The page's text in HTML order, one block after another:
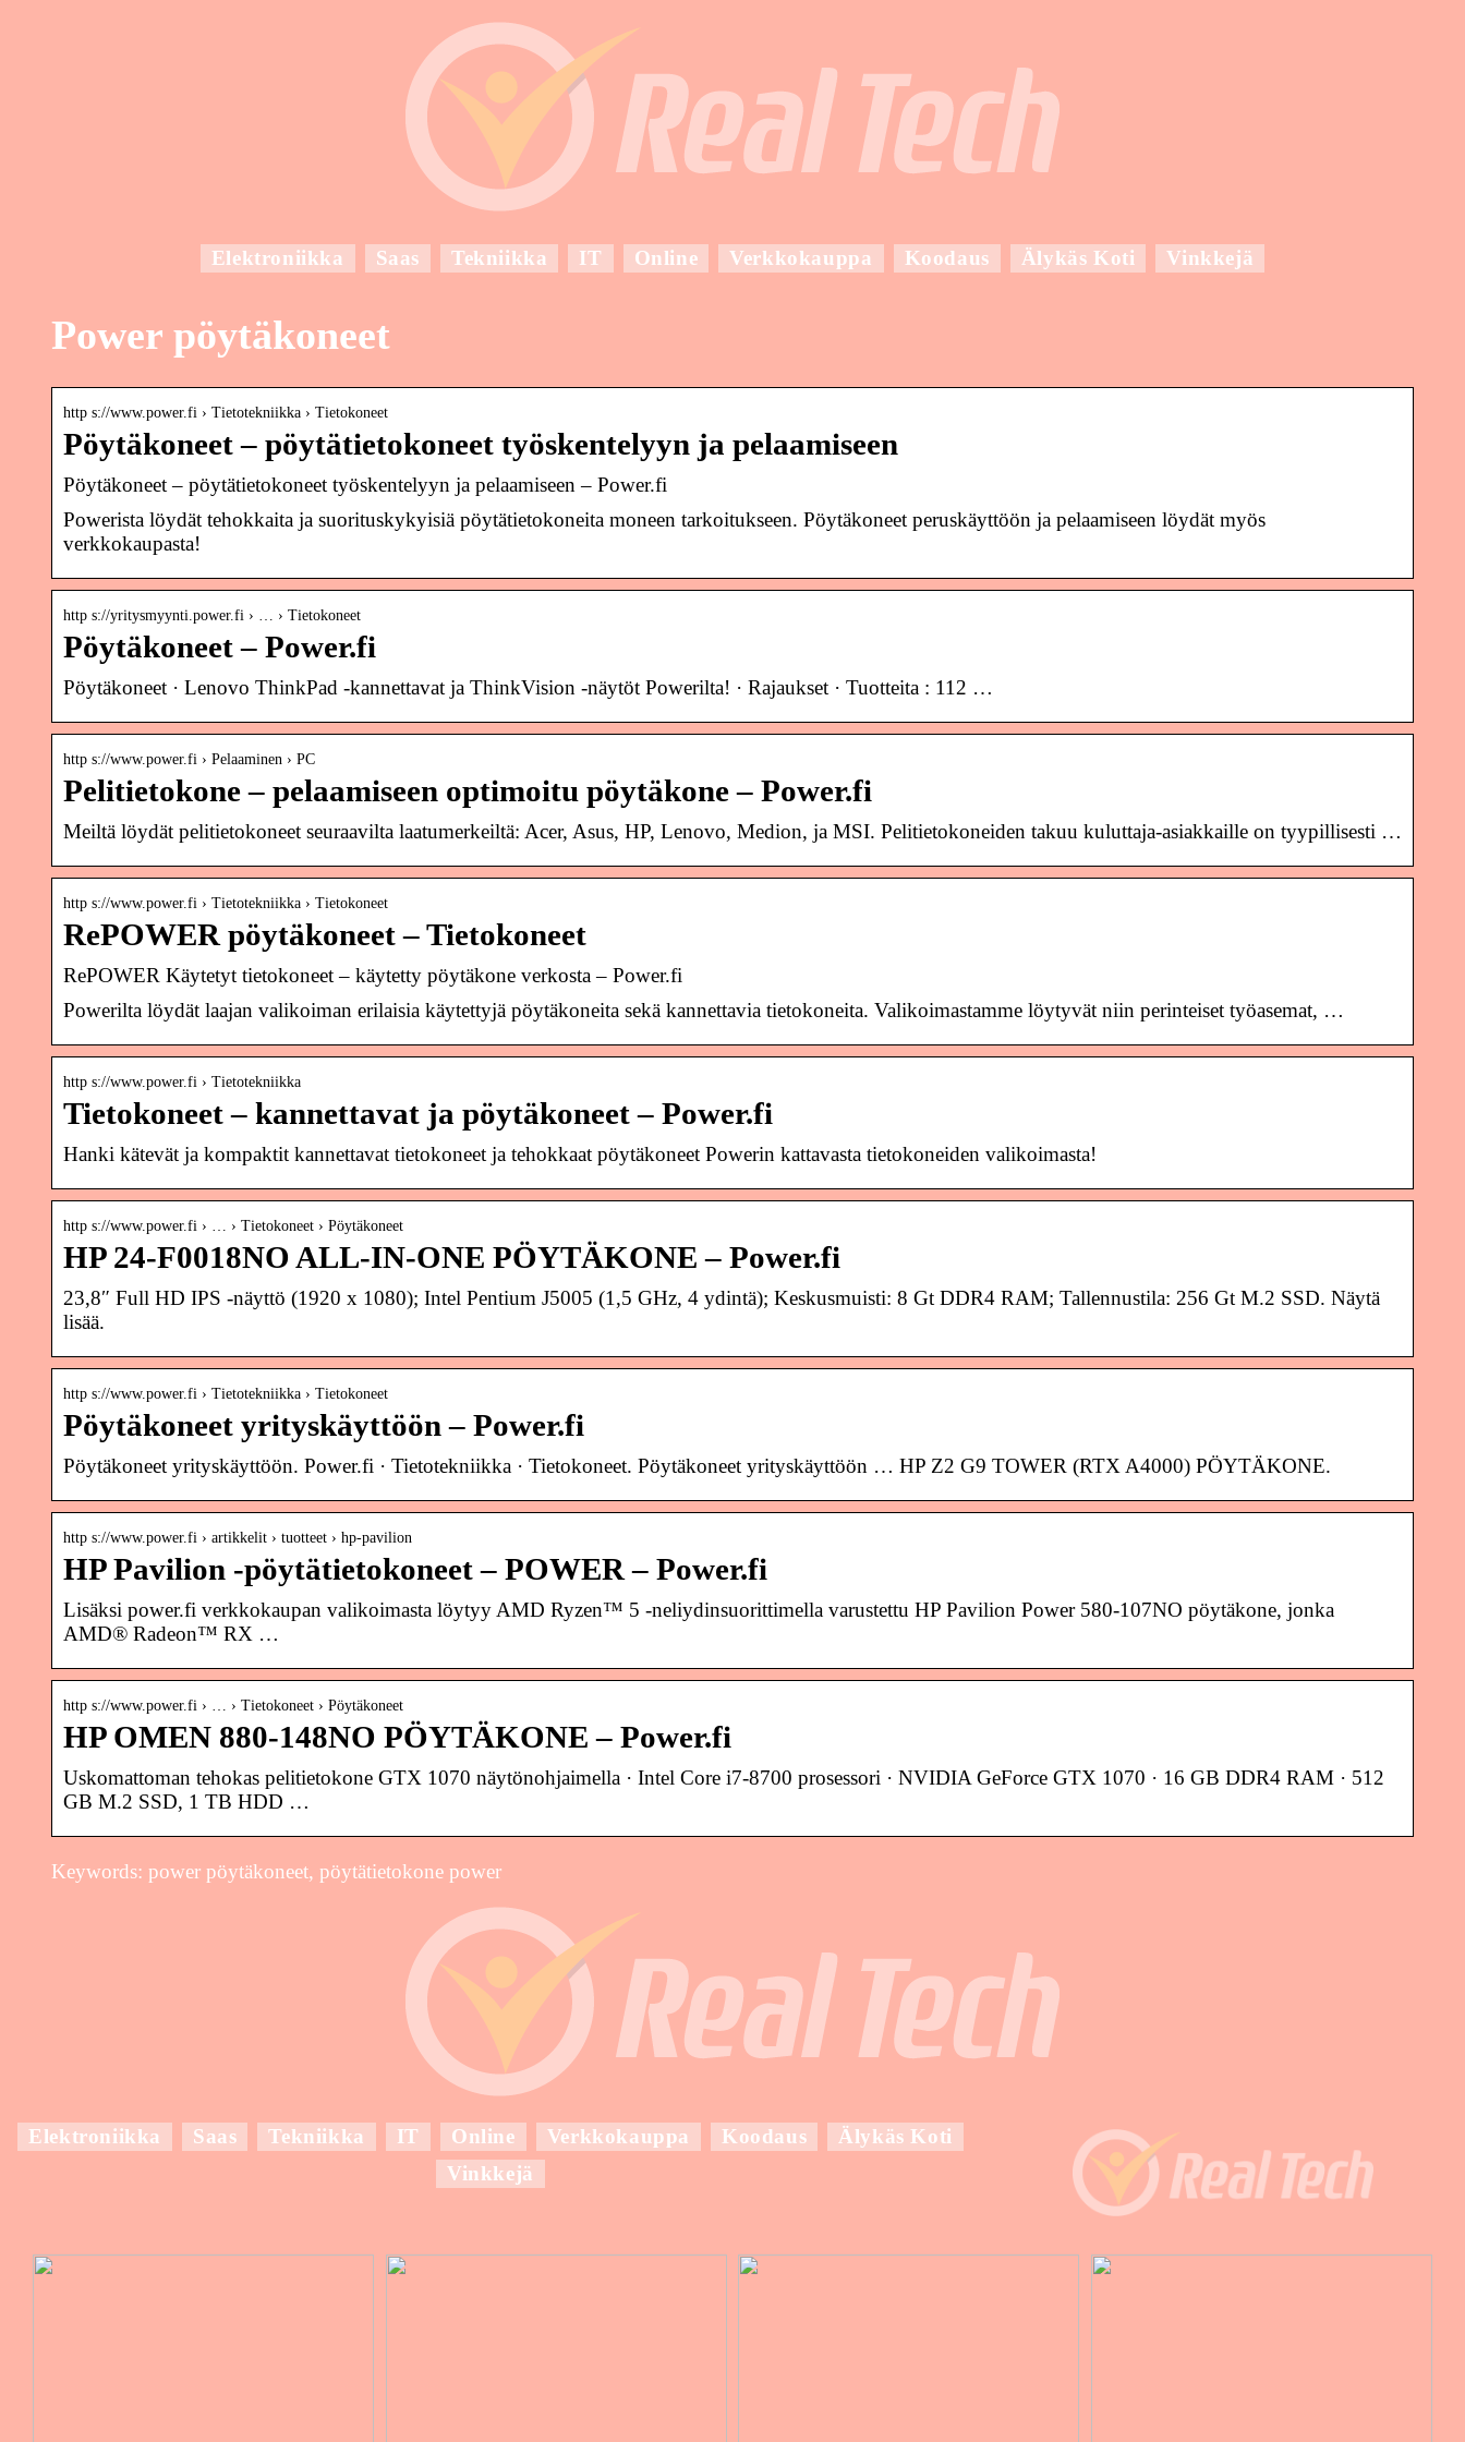
Elektroniikka Saas Tekniikka IT Online Verkkokauppa Koodaus Älykäs Koti Vinkkejä
Power pöytäkoneet
http s://www.power.fi › Tietotekniikka › Tietokoneet
Pöytäkoneet – pöytätietokoneet työskentelyyn ja pelaamiseen
Pöytäkoneet – pöytätietokoneet työskentelyyn ja pelaamiseen – Power.fi
Powerista löydät tehokkaita ja suorituskykyisiä pöytätietokoneita moneen tarkoitukseen. Pöytäkoneet peruskäyttöön ja pelaamiseen löydät myös
verkkokaupasta!
http s://yritysmyynti.power.fi › … › Tietokoneet
Pöytäkoneet – Power.fi
Pöytäkoneet · Lenovo ThinkPad -kannettavat ja ThinkVision -näytöt Powerilta! · Rajaukset · Tuotteita : 112 …
http s://www.power.fi › Pelaaminen › PC
Pelitietokone – pelaamiseen optimoitu pöytäkone – Power.fi
Meiltä löydät pelitietokoneet seuraavilta laatumerkeiltä: Acer, Asus, HP, Lenovo, Medion, ja MSI. Pelitietokoneiden takuu kuluttaja-asiakkaille on tyypillisesti …
http s://www.power.fi › Tietotekniikka › Tietokoneet
RePOWER pöytäkoneet – Tietokoneet
RePOWER Käytetyt tietokoneet – käytetty pöytäkone verkosta – Power.fi
Powerilta löydät laajan valikoiman erilaisia käytettyjä pöytäkoneita sekä kannettavia tietokoneita. Valikoimastamme löytyvät niin perinteiset työasemat, …
http s://www.power.fi › Tietotekniikka
Tietokoneet – kannettavat ja pöytäkoneet – Power.fi
Hanki kätevät ja kompaktit kannettavat tietokoneet ja tehokkaat pöytäkoneet Powerin kattavasta tietokoneiden valikoimasta!
http s://www.power.fi › … › Tietokoneet › Pöytäkoneet
HP 24-F0018NO ALL-IN-ONE PÖYTÄKONE – Power.fi
23,8″ Full HD IPS -näyttö (1920 x 1080); Intel Pentium J5005 (1,5 GHz, 4 ydintä); Keskusmuisti: 8 Gt DDR4 RAM; Tallennustila: 256 Gt M.2 SSD. Näytä
lisää.
http s://www.power.fi › Tietotekniikka › Tietokoneet
Pöytäkoneet yrityskäyttöön – Power.fi
Pöytäkoneet yrityskäyttöön. Power.fi · Tietotekniikka · Tietokoneet. Pöytäkoneet yrityskäyttöön … HP Z2 G9 TOWER (RTX A4000) PÖYTÄKONE.
http s://www.power.fi › artikkelit › tuotteet › hp-pavilion
HP Pavilion -pöytätietokoneet – POWER – Power.fi
Lisäksi power.fi verkkokaupan valikoimasta löytyy AMD Ryzen™ 5 -neliydinsuorittimella varustettu HP Pavilion Power 580-107NO pöytäkone, jonka
AMD® Radeon™ RX …
http s://www.power.fi › … › Tietokoneet › Pöytäkoneet
HP OMEN 880-148NO PÖYTÄKONE – Power.fi
Uskomattoman tehokas pelitietokone GTX 1070 näytönohjaimella · Intel Core i7-8700 prosessori · NVIDIA GeForce GTX 1070 · 16 GB DDR4 RAM · 512
GB M.2 SSD, 1 TB HDD …
Keywords: power pöytäkoneet, pöytätietokone power
Elektroniikka Saas Tekniikka IT Online Verkkokauppa Koodaus
Älykäs Koti
Vinkkejä